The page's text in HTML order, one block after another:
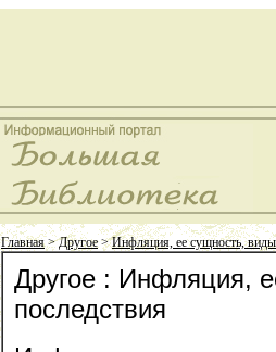
Главная>Другое>Инфляция, ее сущность, виды
Другое : Инфляция,
последствия